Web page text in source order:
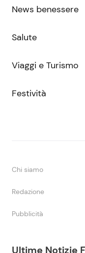
Ultime Notizie
News benessere
Salute
Viaggi e Turismo
Festività
Chi siamo
Redazione
Pubblicità